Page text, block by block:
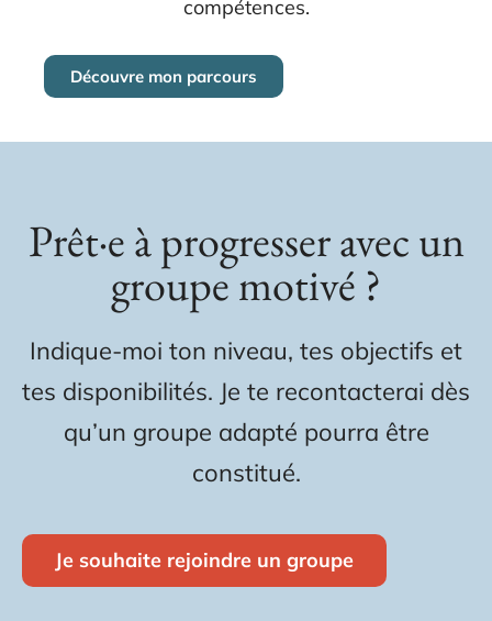
compétences.
Découvre mon parcours
Prêt·e à progresser avec un
groupe motivé ?
Indique-moi ton niveau, tes objectifs et
tes disponibilités. Je te recontacterai dès
qu’un groupe adapté pourra être
constitué.
Je souhaite rejoindre un groupe